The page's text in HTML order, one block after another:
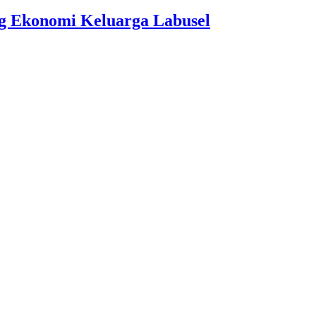
Keluarga Labusel